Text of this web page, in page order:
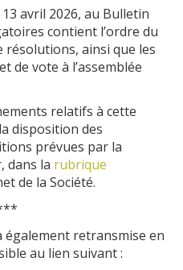
avril 2026, au Bulletin
contient l’ordre du
résolutions, ainsi que les
de vote à l’assemblée
relatifs à cette
disposition des
prévues par la
dans la rubrique
de la Société.
également retransmise en
au lien suivant :